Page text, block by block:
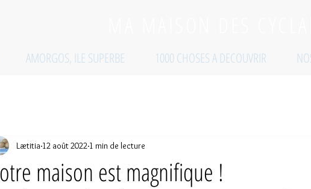
AMORGOS, ILE SUPERBE 1000 CHOSES A DECOUVRIR
maison est magnifique !
Lætitia 12 août 2022 1 min de lecture